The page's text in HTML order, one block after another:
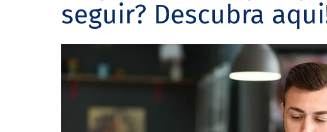
seguir? Descubra